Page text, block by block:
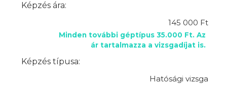
Képzés ára:
145 000 Ft
Minden további géptípus 35.000 Ft. Az
ár tartalmazza a vizsgadíjat is.
Képzés típusa:
Hatósági vizsga